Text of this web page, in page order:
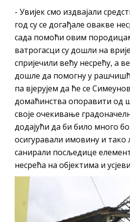
- Увијек смо издвајали
год су се догађале овакве
сада помоћи овим
ватрогасци су дошли на
спријечили већу несрећу, а
дошле да помогну у
па вјерујем да ће се
домаћинства опоравити од
своје очекивање
додајући да би било много
осигуравали имовину и
санирали посљедице
несрећа на објектима и